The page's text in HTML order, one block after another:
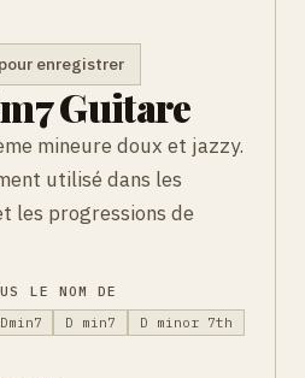
enregistrer
Guitare
mineure doux et jazzy.
utilisé dans les
les progressions de
LE NOM DE
Dmin7 D min7
D minor 7th